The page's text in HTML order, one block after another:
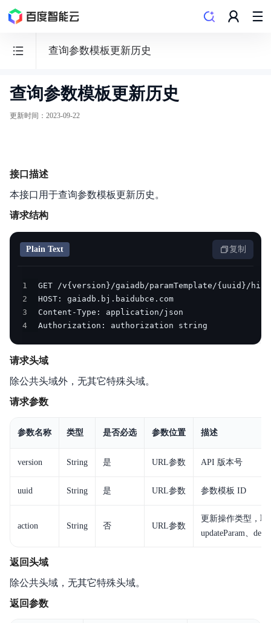
查询参数模板更新历史
云
原
库
GaiaDB
计算节点规格
快速入门
最佳实践
常见问题
相关协议
查询参数模板更新历史
更新时间 ： 2023-09-22
接口描述
本接口用于查询参数模板更新历史。
请求结构
Plain Text 复制
1
2
3
4
Authorization: authorization string
请求头域
除公共头域外，无其它特殊头域。
请求参数
参数名称 类型 是否必选 参数位置 描述
version String 是 URL参数 API 版本号
uuid String 是 URL参数 参数模板 ID
action String 否 URL参数
更新操作类型，取
updateParam、
返回头域
除公共头域，无其它特殊头域。
返回参数